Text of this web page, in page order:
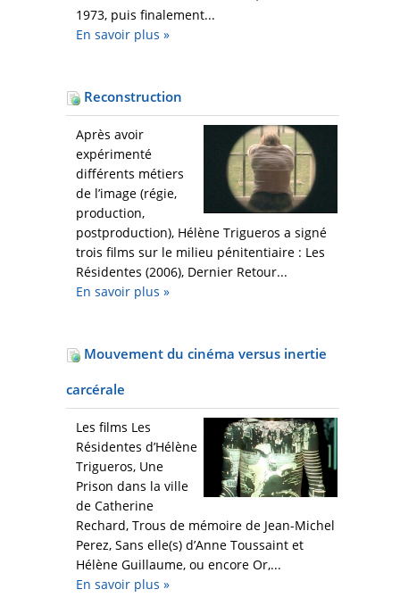
1973, puis finalement...
En savoir plus »
Reconstruction
Après avoir
expérimenté
différents métiers
de l’image (régie,
production,
postproduction), Hélène Trigueros a signé
trois films sur le milieu pénitentiaire : Les
Résidentes (2006), Dernier Retour...
En savoir plus »
Mouvement du cinéma versus inertie
carcérale
Les films Les
Résidentes d’Hélène
Trigueros, Une
Prison dans la ville
de Catherine
Rechard, Trous de mémoire de Jean-Michel
Perez, Sans elle(s) d’Anne Toussaint et
Hélène Guillaume, ou encore Or,...
En savoir plus »